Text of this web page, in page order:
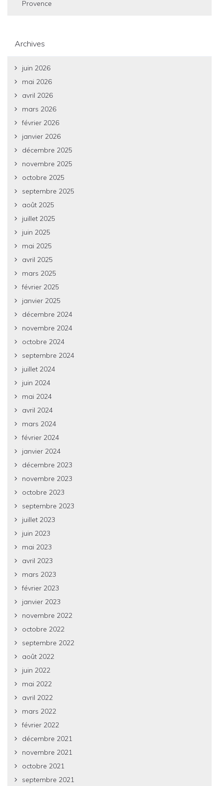
Provence
Archives
juin 2026
mai 2026
avril 2026
mars 2026
février 2026
janvier 2026
décembre 2025
novembre 2025
octobre 2025
septembre 2025
août 2025
juillet 2025
juin 2025
mai 2025
avril 2025
mars 2025
février 2025
janvier 2025
décembre 2024
novembre 2024
octobre 2024
septembre 2024
juillet 2024
juin 2024
mai 2024
avril 2024
mars 2024
février 2024
janvier 2024
décembre 2023
novembre 2023
octobre 2023
septembre 2023
juillet 2023
juin 2023
mai 2023
avril 2023
mars 2023
février 2023
janvier 2023
novembre 2022
octobre 2022
septembre 2022
août 2022
juin 2022
mai 2022
avril 2022
mars 2022
février 2022
décembre 2021
novembre 2021
octobre 2021
septembre 2021